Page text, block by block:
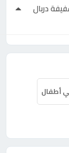
دربال
أطفال